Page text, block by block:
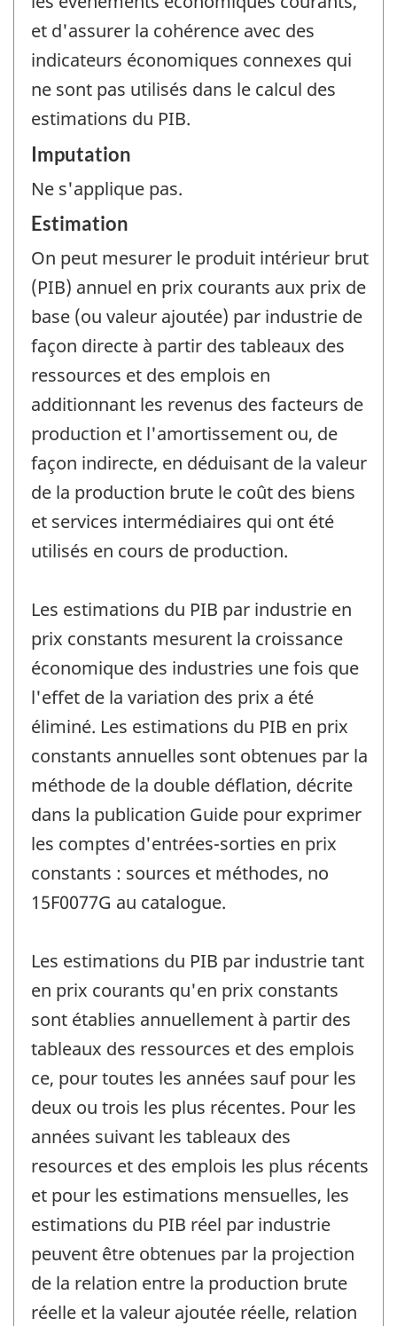
et d'assurer la cohérence avec des
indicateurs économiques connexes qui
ne sont pas utilisés dans le calcul des
estimations du PIB.
Imputation
Ne s'applique pas.
Estimation
On peut mesurer le produit intérieur brut
(PIB) annuel en prix courants aux prix de
base (ou valeur ajoutée) par industrie de
façon directe à partir des tableaux des
ressources et des emplois en
additionnant les revenus des facteurs de
production et l'amortissement ou, de
façon indirecte, en déduisant de la valeur
de la production brute le coût des biens
et services intermédiaires qui ont été
utilisés en cours de production.
Les estimations du PIB par industrie en
prix constants mesurent la croissance
économique des industries une fois que
l'effet de la variation des prix a été
éliminé. Les estimations du PIB en prix
constants annuelles sont obtenues par la
méthode de la double déflation, décrite
dans la publication Guide pour exprimer
les comptes d'entrées-sorties en prix
constants : sources et méthodes, no
15F0077G au catalogue.
Les estimations du PIB par industrie tant
en prix courants qu'en prix constants
sont établies annuellement à partir des
tableaux des ressources et des emplois
ce, pour toutes les années sauf pour les
deux ou trois les plus récentes. Pour les
années suivant les tableaux des
resources et des emplois les plus récents
et pour les estimations mensuelles, les
estimations du PIB réel par industrie
peuvent être obtenues par la projection
de la relation entre la production brute
réelle et la valeur ajoutée réelle, relation